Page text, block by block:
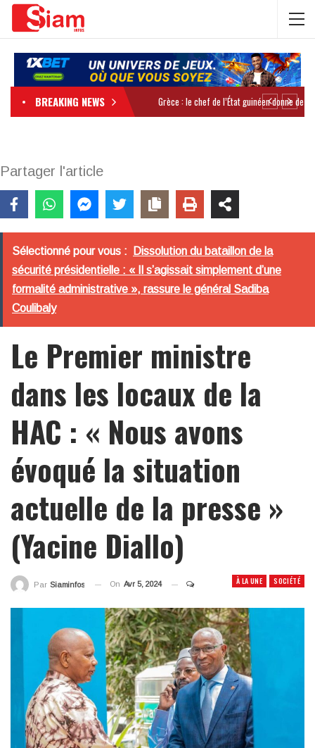
BREAKING NEWS
Partager l'article
Sélectionné pour vous :
Dissolution du bataillon de la
sécurité présidentielle : « Il s’agissait simplement d’une
formalité administrative », rassure le général Sadiba
Coulibaly
Le Premier ministre
dans les locaux de la
HAC : « Nous avons
évoqué la situation
actuelle de la presse »
(Yacine Diallo)
À LA UNE SOCIÉTÉ
Par Siaminfos On Avr 5, 2024